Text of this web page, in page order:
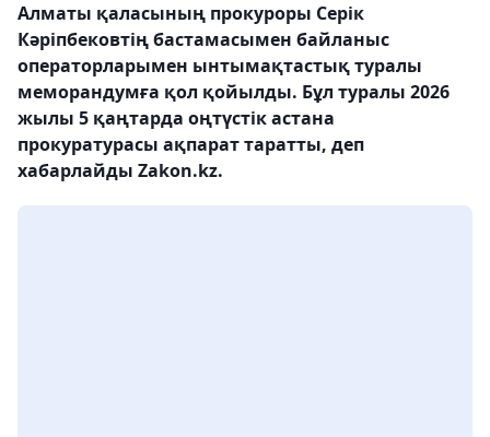
Алматы қаласының прокуроры Серік
Кәріпбековтің бастамасымен байланыс
операторларымен ынтымақтастық туралы
меморандумға қол қойылды. Бұл туралы 2026
жылы 5 қаңтарда оңтүстік астана
прокуратурасы ақпарат таратты, деп
хабарлайды Zakon.kz.